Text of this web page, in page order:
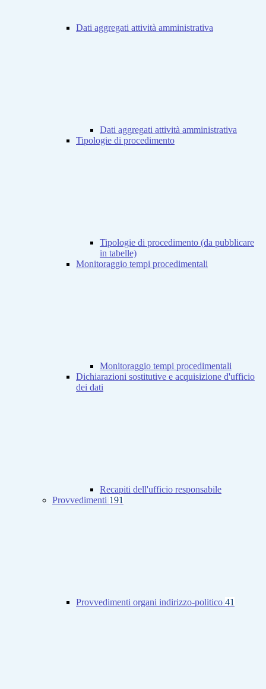
Dati aggregati attività amministrativa
Dati aggregati attività amministrativa
Tipologie di procedimento
Tipologie di procedimento (da pubblicare
in tabelle)
Monitoraggio tempi procedimentali
Monitoraggio tempi procedimentali
Dichiarazioni sostitutive e acquisizione d'ufficio
dei dati
Recapiti dell'ufficio responsabile
Provvedimenti 191
Provvedimenti organi indirizzo-politico 41